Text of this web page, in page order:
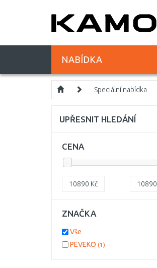
NABÍDKA
Speciální nabídka
UPŘESNIT HLEDÁNÍ
CENA
10890 Kč 10890
ZNAČKA
Vše
PEVEKO (1)